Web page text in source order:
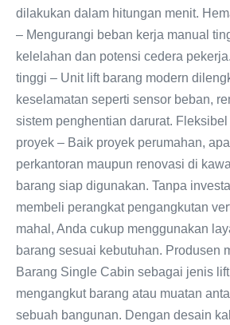
dilakukan dalam hitungan menit.
– Mengurangi beban kerja manual
kelelahan dan potensi cedera
tinggi – Unit lift barang modern
keselamatan seperti sensor beban,
sistem penghentian darurat.
proyek – Baik proyek perumahan,
perkantoran maupun renovasi di
barang siap digunakan. Tanpa
membeli perangkat pengangkutan
mahal, Anda cukup menggunakan
barang sesuai kebutuhan. Produsen
Barang Single Cabin sebagai jenis
mengangkut barang atau muatan
sebuah bangunan. Dengan desain